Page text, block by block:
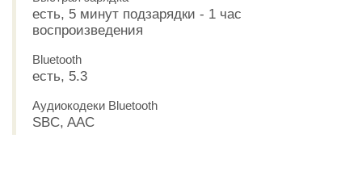
есть, 5 минут подзарядки - 1 час
воспроизведения
Bluetooth
есть, 5.3
Аудиокодеки Bluetooth
SBC, AAC